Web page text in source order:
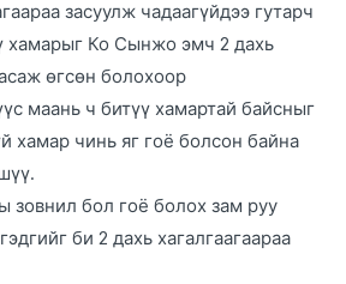
засуулж чадаагүйдээ гутарч
хамарыг Ко Сынжо эмч 2 дахь
өгсөн болохоор
маань ч битүү хамартай байсныг
хамар чинь яг гоё болсон байна
зовнил бол гоё болох зам руу
би 2 дахь хагалгаагаараа